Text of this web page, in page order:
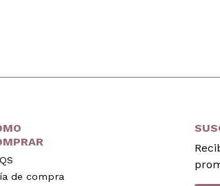
de compra